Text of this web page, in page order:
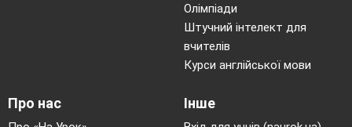
Олімпіади
Штучний інтелект для
вчителів
Курси англійської мови
Про нас Інше